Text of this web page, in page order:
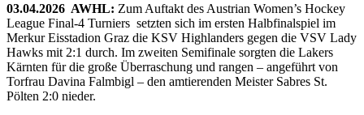
03.04.2026 AWHL: Zum Auftakt des Austrian Women’s Hockey
League Final-4 Turniers setzten sich im ersten Halbfinalspiel im
Merkur Eisstadion Graz die KSV Highlanders gegen die VSV Lady
Hawks mit 2:1 durch. Im zweiten Semifinale sorgten die Lakers
Kärnten für die große Überraschung und rangen – angeführt von
Torfrau Davina Falmbigl – den amtierenden Meister Sabres St.
Pölten 2:0 nieder.